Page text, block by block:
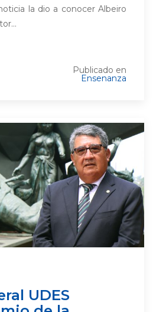
la dio a conocer Albeiro
Publicado en
Ensenanza
UDES